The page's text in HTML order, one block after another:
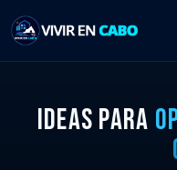
IDEAS PARA